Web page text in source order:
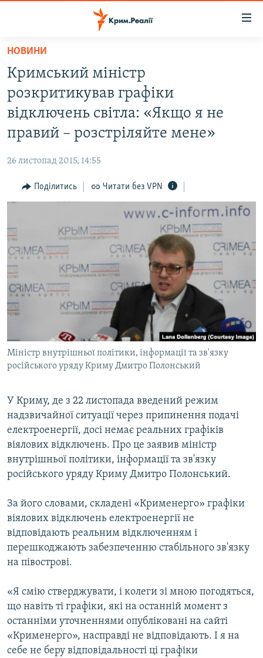
Перейти
основного
матеріалу
Перейти
до
основної
Перейти
пошуку
ВОДА.КРИМ
ВІДЕО ТА ФОТО
ПОЛІТИКА
ІНТЕРВ'Ю
СПЕЦПРОЕКТИ
ДЕПОРТАЦІЯ
ВІДЕОУРОКИ «ELIFBE»
СВІДЧЕННЯ ОКУПАЦІЇ
УКРАЇНСЬКА ПРОБЛЕМА КРИМУ
ІНФОГРАФІКА
ЯК ОБІЙТИ БЛОКУВАННЯ
Русский
Qırımtatar
ДОЛУЧАЙСЯ!
НОВИНИ
Кримський міністр
розкритикував графіки
відключень світла: «Якщо я не
правий – розстріляйте мене»
26 листопад 2015, 14:55
Поділитись Читати без VPN
Міністр внутрішньої політики, інформації та зв'язку
російського уряду Криму Дмитро Полонський
У Криму, де з 22 листопада введений режим
надзвичайної ситуації через припинення подачі
електроенергії, досі немає реальних графіків
віялових відключень. Про це заявив міністр
внутрішньої політики, інформації та зв'язку
російського уряду Криму Дмитро Полонський.
За його словами, складені «Крименерго» графіки
віялових відключень електроенергії не
відповідають реальним відключенням і
перешкоджають забезпеченню стабільного зв'язку
на півострові.
«Я смію стверджувати, і колеги зі мною погодяться,
що навіть ті графіки, які на останній момент з
останніми уточненнями опубліковані на сайті
«Крименерго», насправді не відповідають. І я на
себе не беру відповідальності ці графіки